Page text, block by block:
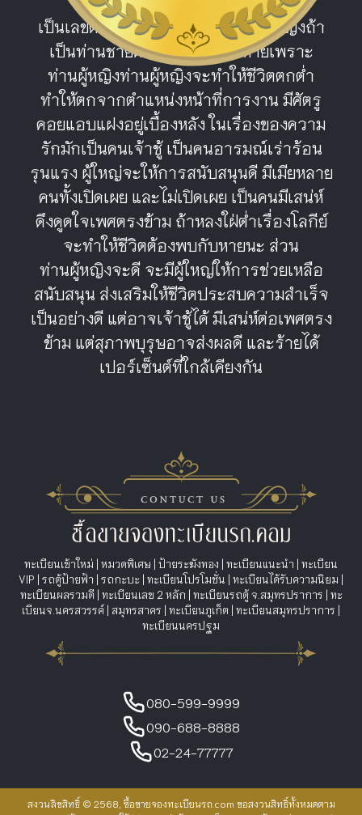
เป็นเลขดีปานกลาง เหมาะกับท่านผู้หญิงถ้า
เป็นท่านชายต้องระวังจะเสียหายเพราะ
ท่านผู้หญิงท่านผู้หญิงจะทำให้ชีวิตตกต่ำ
ทำให้ตกจากตำแหน่งหน้าที่การงาน มีศัตรู
คอยแอบแฝงอยู่เบื้องหลัง ในเรื่องของความ
รักมักเป็นคนเจ้าชู้ เป็นคนอารมณ์เร่าร้อน
รุนแรง ผู้ใหญ่จะให้การสนับสนุนดี มีเมียหลาย
คนทั้งเปิดเผย และไม่เปิดเผย เป็นคนมีเสน่ห์
ดึงดูดใจเพศตรงข้าม ถ้าหลงใฝ่ต่ำเรื่องโลกีย์
จะทำให้ชีวิตต้องพบกับหายนะ ส่วน
ท่านผู้หญิงจะดี จะมีผู้ใหญ่ให้การช่วยเหลือ
สนับสนุน ส่งเสริมให้ชีวิตประสบความสำเร็จ
เป็นอย่างดี แต่อาจเจ้าชู้ได้ มีเสน่ห์ต่อเพศตรง
ข้าม แต่สุภาพบุรุษอาจส่งผลดี และร้ายได้
เปอร์เซ็นต์ที่ใกล้เคียงกัน
ทะเบียนเข้าใหม่ | หมวดพิเศษ | ป้ายระฆังทอง | ทะเบียนแนะนำ | ทะเบียน
VIP | รถตู้ป้ายฟ้า | รถกะบะ | ทะเบียนโปรโมชั่น | ทะเบียนได้รับความนิยม |
ทะเบียนผลรวมดี | ทะเบียนเลข 2 หลัก | ทะเบียนรถตู้ จ.สมุทรปราการ | ทะ
เบียนจ.นครสวรรค์ | สมุทรสาคร | ทะเบียนภูเก็ต | ทะเบียนสมุทรปราการ |
ทะเบียนนครปฐม
080-599-9999
090-688-8888
02-24-77777
สงวนลิขสิทธิ์ © 2568, ซื้อขายจองทะเบียนรถ.com ขอสงวนสิทธิ์ทั้งหมดตาม